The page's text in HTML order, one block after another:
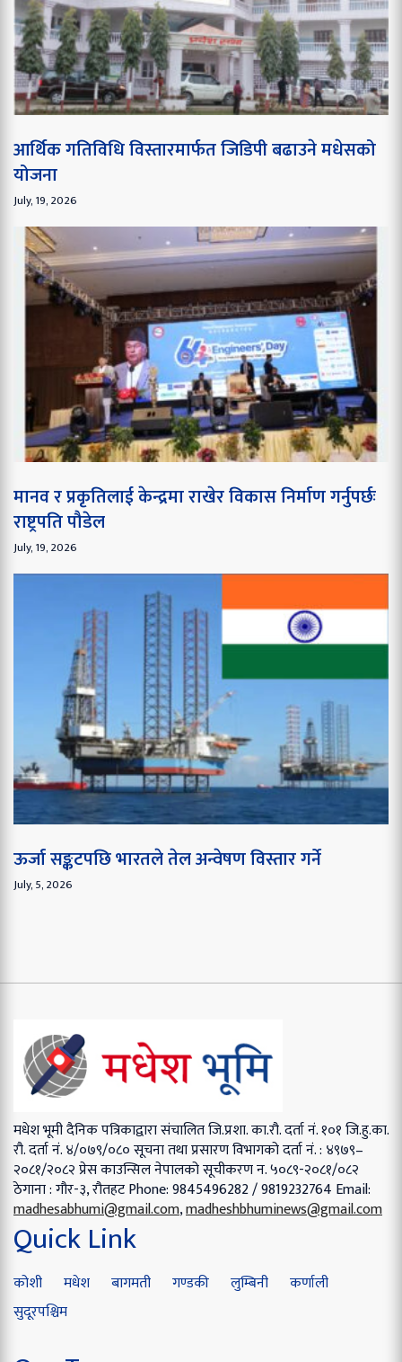
आर्थिक गतिविधि विस्तारमार्फत जिडिपी बढाउने मधेसको
योजना
July, 19, 2026
मानव र प्रकृतिलाई केन्द्रमा राखेर विकास निर्माण गर्नुपर्छः
राष्ट्रपति पौडेल
July, 19, 2026
ऊर्जा सङ्कटपछि भारतले तेल अन्वेषण विस्तार गर्ने
July, 5, 2026
मधेश भूमी दैनिक पत्रिकाद्वारा संचालितजि.प्रशा. का.रौ. दर्ता नं. १०१जि.हु.का.
रौ. दर्ता नं. ४/०७९/०८०सूचना तथा प्रसारण विभागको दर्ता नं. : ४९७९–
२०८१/२०८२प्रेस काउन्सिल नेपालको सूचीकरण न. ५०८९-२०८१/०८२
ठेगाना : गौर-३, रौतहटPhone: 9845496282 / 9819232764 Email:
madhesabhumi@gmail.com,madheshbhuminews@gmail.com
Quick Link
कोशी मधेश बागमती गण्डकी लुम्बिनी
कर्णाली
सुदूरपश्चिम